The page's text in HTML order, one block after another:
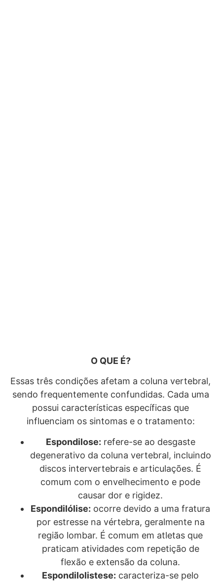
O QUE É?
Essas três condições afetam a coluna vertebral,
sendo frequentemente confundidas. Cada uma
possui características específicas que
influenciam os sintomas e o tratamento:
Espondilose: refere-se ao desgaste
degenerativo da coluna vertebral, incluindo
discos intervertebrais e articulações. É
comum com o envelhecimento e pode
causar dor e rigidez.
Espondilólise: ocorre devido a uma fratura
por estresse na vértebra, geralmente na
região lombar. É comum em atletas que
praticam atividades com repetição de
flexão e extensão da coluna.
Espondilolistese: caracteriza-se pelo